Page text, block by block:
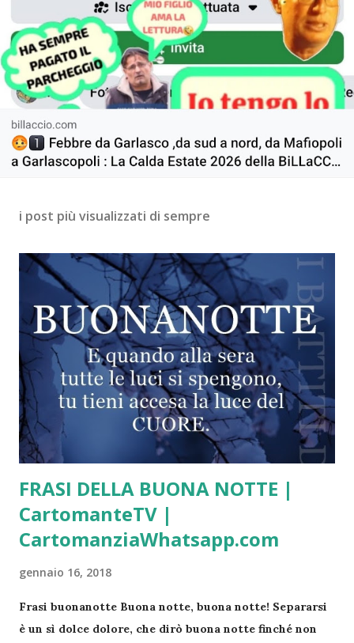
i post più visualizzati di sempre
FRASI DELLA BUONA NOTTE |
CartomanteTV |
CartomanziaWhatsapp.com
gennaio 16, 2018
Frasi buonanotte Buona notte, buona notte! Separarsi
è un sì dolce dolore, che dirò buona notte finché non